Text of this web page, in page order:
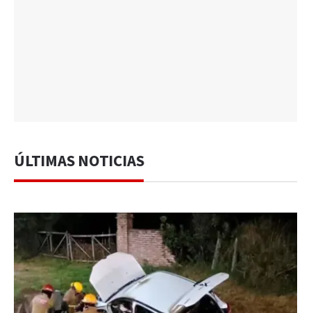
ÚLTIMAS NOTICIAS